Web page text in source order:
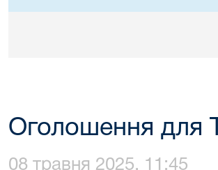
Оголошення для
08 травня 2025, 11:45